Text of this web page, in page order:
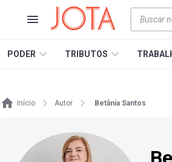
PODER TRIBUTOS
Início Autor Betânia Santos